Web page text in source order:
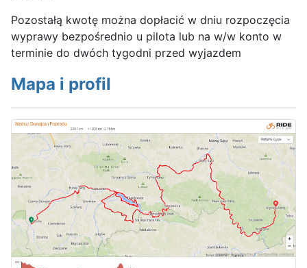
Pozostałą kwotę można dopłacić w dniu rozpoczęcia
wyprawy bezpośrednio u pilota lub na w/w konto w
terminie do dwóch tygodni przed wyjazdem
Mapa i profil